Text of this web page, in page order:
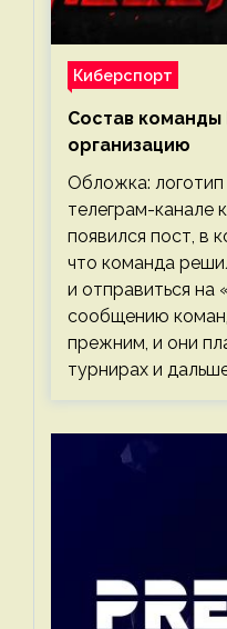
Киберспорт
Состав команды
организацию
Обложка:
телеграм-канале
появился пост, в
что команда
и отправиться на
сообщению
прежним, и они
турнирах и